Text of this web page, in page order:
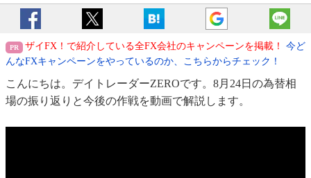
ザイFX！で紹介している全FX会社のキャンペーンを掲載！
今ど
んなFXキャンペーンをやっているのか、こちらからチェック！
こんにちは。デイトレーダーZEROです。8月24日の為替相
場の振り返りと今後の作戦を動画で解説します。